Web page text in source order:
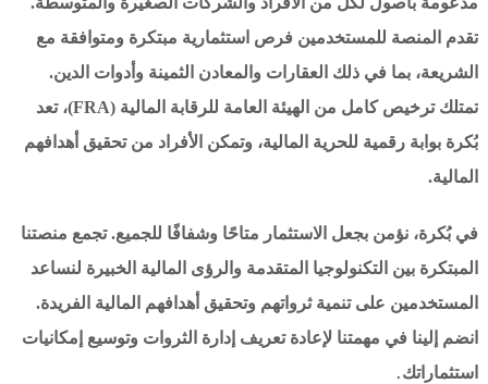
تقدم المنصة للمستخدمين فرص استثمارية مبتكرة ومتوافقة مع
الشريعة، بما في ذلك العقارات والمعادن الثمينة وأدوات الدين.
تمتلك ترخيص كامل من الهيئة العامة للرقابة المالية (FRA)، تعد
بُكرة بوابة رقمية للحرية المالية، وتمكن الأفراد من تحقيق أهدافهم
المالية.
في بُكرة، نؤمن بجعل الاستثمار متاحًا وشفافًا للجميع. تجمع منصتنا
المبتكرة بين التكنولوجيا المتقدمة والرؤى المالية الخبيرة لنساعد
المستخدمين على تنمية ثرواتهم وتحقيق أهدافهم المالية الفريدة.
انضم إلينا في مهمتنا لإعادة تعريف إدارة الثروات وتوسيع إمكانيات
استثماراتك.